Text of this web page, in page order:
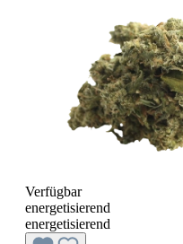
Verfügbar
energetisierend
energetisierend